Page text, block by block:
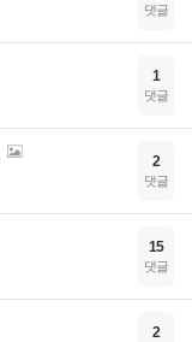
댓글
1
댓글
2
댓글
15
댓글
2